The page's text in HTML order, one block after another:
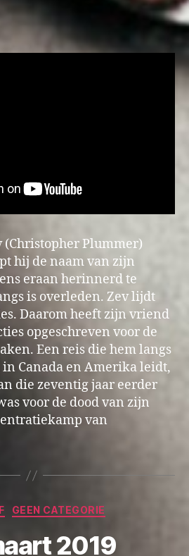
(Christopher Plummer)
hij de naam van zijn
eraan herinnerd te
is overleden. Zev lijdt
Daarom heeft zijn vriend
opgeschreven voor de
Een reis die hem langs
Canada en Amerika leidt,
die zeventig jaar eerder
voor de dood van zijn
van
Categorieën
GEEN CATEGORIE
2019